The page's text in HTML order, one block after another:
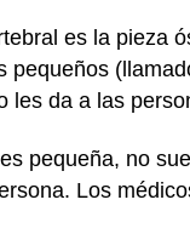
es la pieza
pequeños
les da a las
pequeña, no
Los